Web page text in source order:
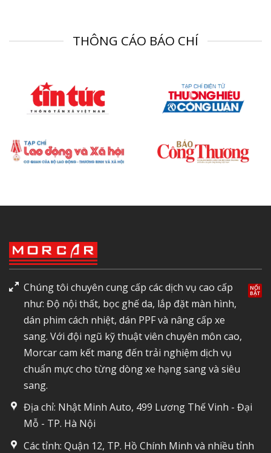
THÔNG CÁO BÁO CHÍ
Chúng tôi chuyên cung cấp các dịch vụ cao cấp
như: Độ nội thất, bọc ghế da, lắp đặt màn hình,
dán phim cách nhiệt, dán PPF và nâng cấp xe
sang. Với đội ngũ kỹ thuật viên chuyên môn cao,
Morcar cam kết mang đến trải nghiệm dịch vụ
chuẩn mực cho từng dòng xe hạng sang và siêu
sang.
Địa chỉ: Nhật Minh Auto, 499 Lương Thế Vinh - Đại
Mỗ - TP. Hà Nội
Các tỉnh: Quận 12, TP. Hồ Chính Minh và nhiều tỉnh